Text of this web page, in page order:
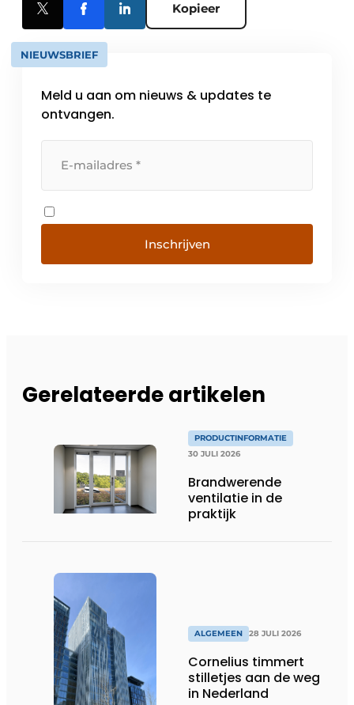
Kopieer
NIEUWSBRIEF
Meld u aan om nieuws & updates te
ontvangen.
Inschrijven
Gerelateerde artikelen
PRODUCTINFORMATIE
30 JULI 2026
Brandwerende
ventilatie in de
praktijk
ALGEMEEN 28 JULI 2026
Cornelius timmert
stilletjes aan de weg
in Nederland